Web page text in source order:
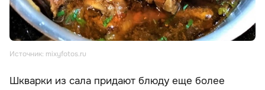
Источник: mixyfotos.ru
Шкварки из сала придают блюду еще более